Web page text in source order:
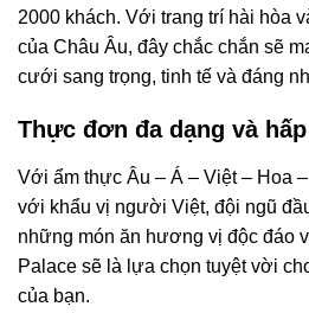
2000 khách. Với trang trí hài hòa
của Châu Âu, đây chắc chắn sẽ
cưới sang trọng, tinh tế và đáng
Thực đơn đa dạng và
Với ẩm thực Âu – Á – Việt – Hoa
với khẩu vị người Việt, đội ngũ
những món ăn hương vị độc đáo
Palace sẽ là lựa chọn tuyệt vời
của bạn.